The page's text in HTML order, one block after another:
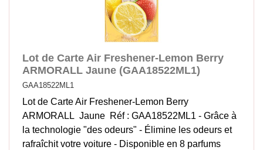
Lot de Carte Air Freshener-Lemon Berry
ARMORALL Jaune (GAA18522ML1)
GAA18522ML1
Lot de Carte Air Freshener-Lemon Berry
ARMORALL Jaune Réf : GAA18522ML1 - Grâce à
la technologie "des odeurs" - Élimine les odeurs et
rafraîchit votre voiture - Disponible en 8 parfums